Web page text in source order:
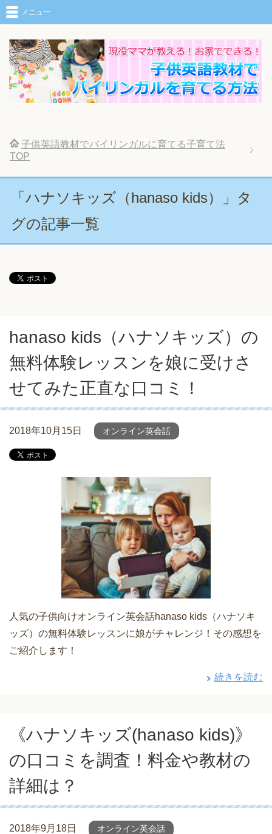
メニュー
子供英語教材でバイリンガルに育てる子育て法
TOP
「ハナソキッズ（hanaso kids）」タ
グの記事一覧
hanaso kids（ハナソキッズ）の
無料体験レッスンを娘に受けさ
せてみた正直な口コミ！
2018年10月15日 オンライン英会話
人気の子供向けオンライン英会話hanaso kids（ハナソキ
ッズ）の無料体験レッスンに娘がチャレンジ！その感想を
ご紹介します！
続きを読む
《ハナソキッズ(hanaso kids)》
の口コミを調査！料金や教材の
詳細は？
2018年9月18日 オンライン英会話